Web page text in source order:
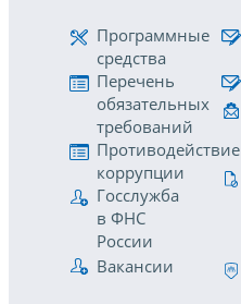
Программные
средства
Перечень
обязательных
требований
Противодействие
коррупции
Госслужба
в ФНС
России
Вакансии